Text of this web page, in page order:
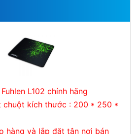
L102 chính hãng
chuột kích thước : 200 * 250 *
hàng và lắp đặt tận nơi bán